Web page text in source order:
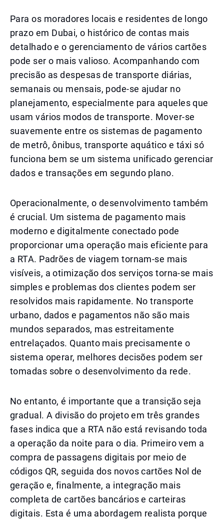
Para os moradores locais e residentes de longo
prazo em Dubai, o histórico de contas mais
detalhado e o gerenciamento de vários cartões
pode ser o mais valioso. Acompanhando com
precisão as despesas de transporte diárias,
semanais ou mensais, pode-se ajudar no
planejamento, especialmente para aqueles que
usam vários modos de transporte. Mover-se
suavemente entre os sistemas de pagamento
de metrô, ônibus, transporte aquático e táxi só
funciona bem se um sistema unificado gerenciar
dados e transações em segundo plano.
Operacionalmente, o desenvolvimento também
é crucial. Um sistema de pagamento mais
moderno e digitalmente conectado pode
proporcionar uma operação mais eficiente para
a RTA. Padrões de viagem tornam-se mais
visíveis, a otimização dos serviços torna-se mais
simples e problemas dos clientes podem ser
resolvidos mais rapidamente. No transporte
urbano, dados e pagamentos não são mais
mundos separados, mas estreitamente
entrelaçados. Quanto mais precisamente o
sistema operar, melhores decisões podem ser
tomadas sobre o desenvolvimento da rede.
No entanto, é importante que a transição seja
gradual. A divisão do projeto em três grandes
fases indica que a RTA não está revisando toda
a operação da noite para o dia. Primeiro vem a
compra de passagens digitais por meio de
códigos QR, seguida dos novos cartões Nol de
geração e, finalmente, a integração mais
completa de cartões bancários e carteiras
digitais. Esta é uma abordagem realista porque